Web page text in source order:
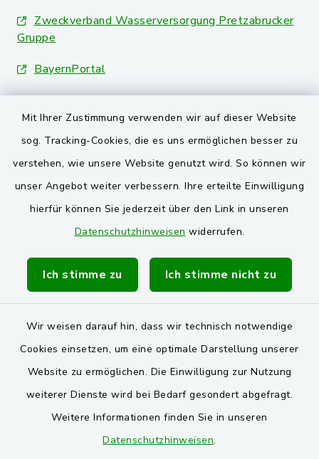
Mit Ihrer Zustimmung verwenden wir auf dieser Website
sog. Tracking-Cookies, die es uns ermöglichen besser zu
verstehen, wie unsere Website genutzt wird. So können wir
unser Angebot weiter verbessern. Ihre erteilte Einwilligung
hierfür können Sie jederzeit über den Link in unseren
Datenschutzhinweisen widerrufen.
Ich stimme zu Ich stimme nicht zu
Wir weisen darauf hin, dass wir technisch notwendige
Cookies einsetzen, um eine optimale Darstellung unserer
Website zu ermöglichen. Die Einwilligung zur Nutzung
weiterer Dienste wird bei Bedarf gesondert abgefragt.
Weitere Informationen finden Sie in unseren
Datenschutzhinweisen.
Zweckverband Wasserversorgung Pretzabrucker
Gruppe
BayernPortal
Landkreis Schwandorf
VG und Gemeinden
Markt Schwarzenfeld
Gemeinde Stulln
Verwaltungsgemeinschaft Schwarzenfeld
Barrierefreiheit